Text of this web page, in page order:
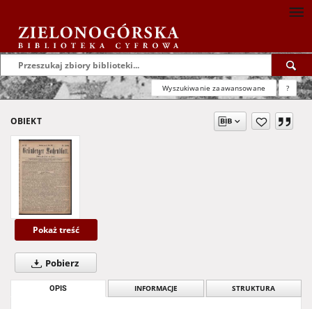
Wyszukiwanie zaawansowane ?
OBIEKT
Pokaż treść
Pobierz
OPIS INFORMACJE STRUKTURA